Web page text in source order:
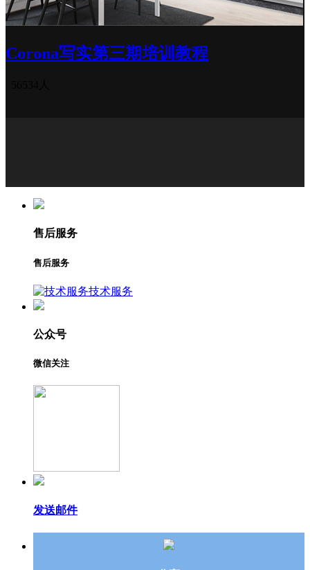
Corona写实第三期培训教程
售后服务
售后服务
技术服务
公众号
微信关注
发送邮件